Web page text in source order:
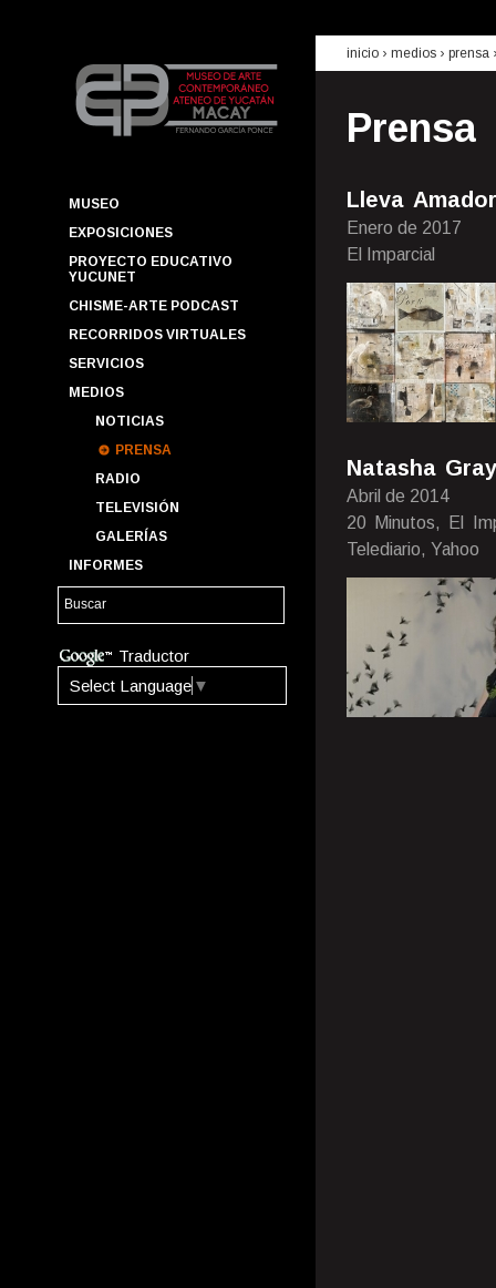
MUSEO
EXPOSICIONES
PROYECTO EDUCATIVO
YUCUNET
CHISME-ARTE PODCAST
RECORRIDOS VIRTUALES
SERVICIOS
MEDIOS
NOTICIAS
PRENSA
RADIO
TELEVISIÓN
GALERÍAS
INFORMES
Traductor
Select Language ▼
inicio › medios › prensa
Prensa
Lleva
Enero de 2017
El Imparcial
Natasha
Abril de 2014
20 Minutos, El
Telediario, Yahoo